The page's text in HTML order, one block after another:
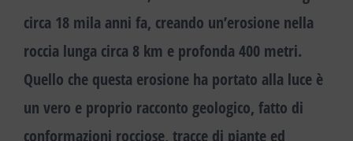
circa 18 mila anni fa, creando un’erosione nella
roccia lunga circa 8 km e profonda 400 metri.
Quello che questa erosione ha portato alla luce è
un vero e proprio racconto geologico, fatto di
conformazioni rocciose, tracce di piante ed